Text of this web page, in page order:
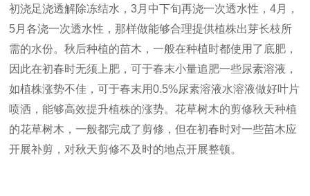
初浇足浇透解除冻结水，3月中下旬再浇一次透水性，4月，
5月各浇一次透水性，那样做能够合理提供植株出芽长枝所
需的水份。秋后种植的苗木，一般在种植时都使用了底肥，
因此在初春时无须上肥，可于春末小量追肥一些尿素溶液，
如植株涨势不佳，可于春末用0.5%尿素溶液水溶液做好叶片
喷洒，能够高效提升植株的涨势。花草树木的剪修秋天种植
的花草树木，一般都完成了剪修，但在初春时对一些苗木应
开展补剪，对秋天剪修不及时的地点开展整顿。